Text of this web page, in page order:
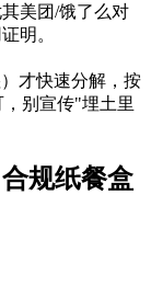
美团/饿了么对
明。
才快速分解，按
别宣传"埋土里